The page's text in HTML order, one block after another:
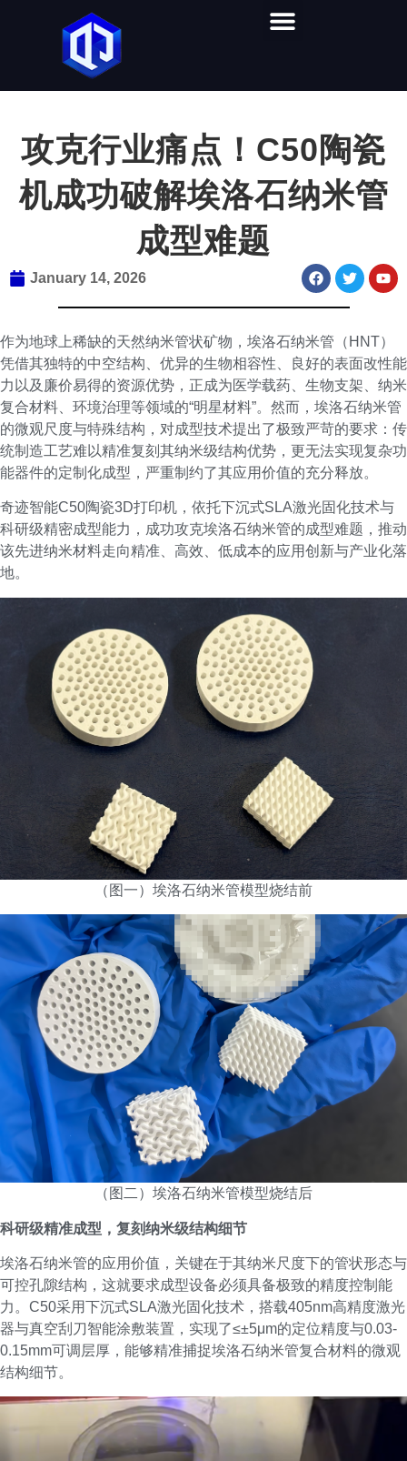
攻克行业痛点！C50陶瓷
机成功破解埃洛石纳米管
成型难题
January 14, 2026
作为地球上稀缺的天然纳米管状矿物，埃洛石纳米管（HNT）
凭借其独特的中空结构、优异的生物相容性、良好的表面改性能
力以及廉价易得的资源优势，正成为医学载药、生物支架、纳米
复合材料、环境治理等领域的“明星材料”。然而，埃洛石纳米管
的微观尺度与特殊结构，对成型技术提出了极致严苛的要求：传
统制造工艺难以精准复刻其纳米级结构优势，更无法实现复杂功
能器件的定制化成型，严重制约了其应用价值的充分释放。
奇迹智能C50陶瓷3D打印机，依托下沉式SLA激光固化技术与
科研级精密成型能力，成功攻克埃洛石纳米管的成型难题，推动
该先进纳米材料走向精准、高效、低成本的应用创新与产业化落
地。
（图一）埃洛石纳米管模型烧结前
（图二）埃洛石纳米管模型烧结后
科研级精准成型，复刻纳米级结构细节
埃洛石纳米管的应用价值，关键在于其纳米尺度下的管状形态与
可控孔隙结构，这就要求成型设备必须具备极致的精度控制能
力。C50采用下沉式SLA激光固化技术，搭载405nm高精度激光
器与真空刮刀智能涂敷装置，实现了≤±5μm的定位精度与0.03-
0.15mm可调层厚，能够精准捕捉埃洛石纳米管复合材料的微观
结构细节。